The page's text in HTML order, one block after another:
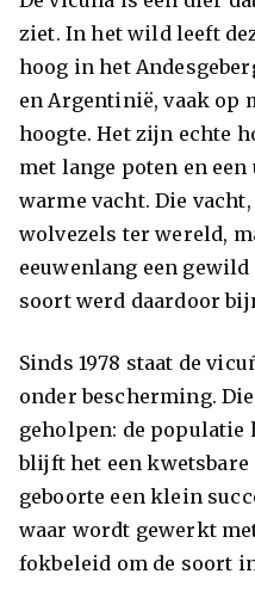
ziet. In het wild leeft
hoog in het
en Argentinië, vaak op
hoogte. Het zijn echte
met lange poten en
warme vacht. Die
wolvezels ter wereld,
eeuwenlang een
soort werd daardoor
Sinds 1978 staat de
onder bescherming.
geholpen: de populatie
blijft het een
geboorte een klein
waar wordt gewerkt
fokbeleid om de soort